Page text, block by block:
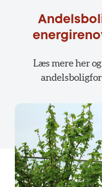
Læs mere her